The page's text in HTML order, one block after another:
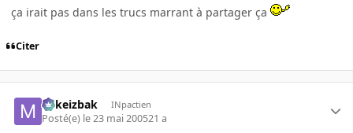
ça irait pas dans les trucs marrant à partager ça
Citer
Mikeizbak INpactien
Posté(e) le 23 mai 200521 a